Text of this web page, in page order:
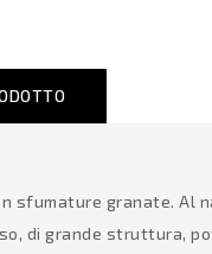
sfumature granate.
di grande struttura,